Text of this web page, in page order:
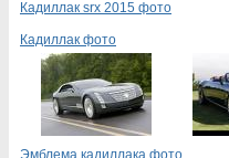
Кадиллак srx 2015 фото
Кадиллак фото
Эмблема кадиллака фото